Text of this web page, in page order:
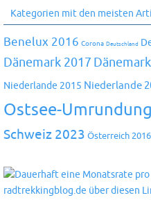
Kategorien mit den meisten
Benelux 2016 Corona Deutschland
Dänemark 2017
Niederlande 2015 Niederlande
Ostsee-
Schweiz 2023 Österreich 2016